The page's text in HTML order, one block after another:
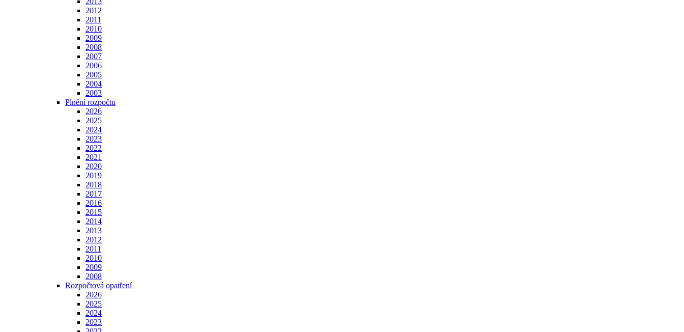
2012
2011
2010
2009
2008
2007
2006
2005
2004
2003
Plnění rozpočtu
2026
2025
2024
2023
2022
2021
2020
2019
2018
2017
2016
2015
2014
2013
2012
2011
2010
2009
2008
Rozpočtová opatření
2026
2025
2024
2023